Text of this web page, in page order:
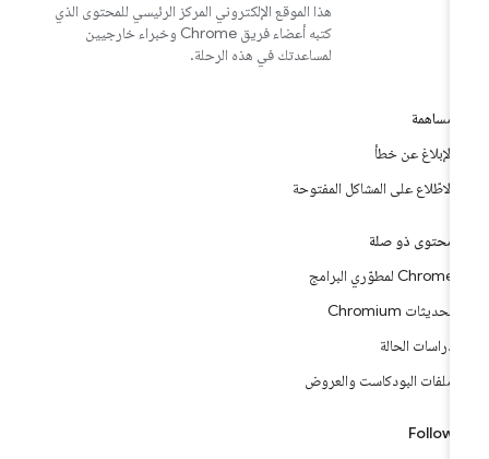
هذا الموقع الإلكتروني المركز الرئيسي للمحتوى الذي
كتبه أعضاء فريق Chrome وخبراء خارجيين
لمساعدتك في هذه الرحلة.
مساهمة
الإبلاغ عن خطأ
الاطّلاع على المشاكل المفتوحة
محتوى ذو صلة
Chrome لمطوّري البرامج
تحديثات Chromium
دراسات الحالة
ملفات البودكاست والعروض
Follow